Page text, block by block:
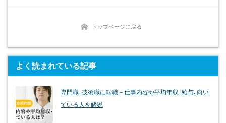
トップページに戻る
よく読まれている記事
専門職･技術職に転職－仕事内容や平均年収･給与､向い
ている人を解説